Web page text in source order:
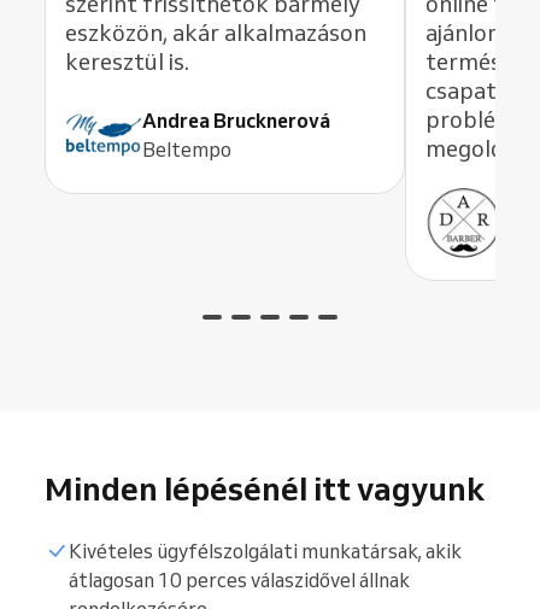
eszközön, akár alkalmazáson
keresztül is.
Andrea Brucknerová
Beltempo
ajánlom
csapatot
Minden lépésénél itt vagyunk
Kivételes ügyfélszolgálati munkatársak, akik
átlagosan 10 perces válaszidővel állnak